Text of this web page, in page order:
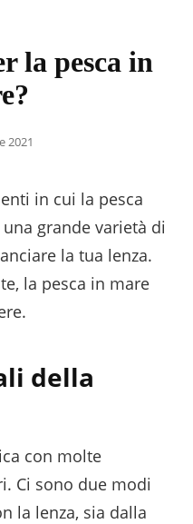
la pesca in
2021
in cui la pesca
una grande varietà di
la tua lenza.
la pesca in mare
della
con molte
Ci sono due modi
la lenza, sia dalla